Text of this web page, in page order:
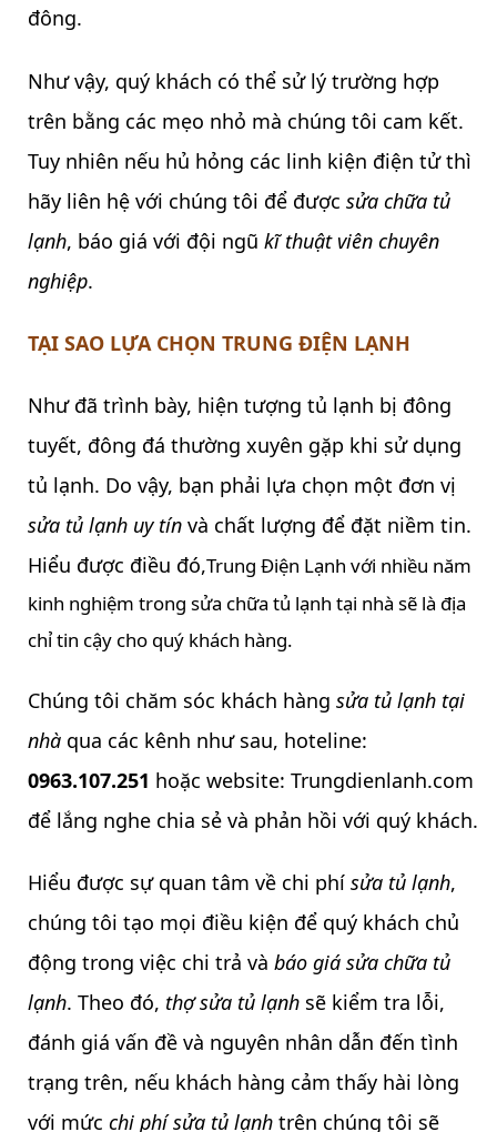
đông.
Như vậy, quý khách có thể sử lý trường hợp
trên bằng các mẹo nhỏ mà chúng tôi cam kết.
Tuy nhiên nếu hủ hỏng các linh kiện điện tử thì
hãy liên hệ với chúng tôi để đượcsửa chữa tủ
lạnh, báo giá với đội ngũkĩ thuật viên chuyên
nghiệp.
TẠI SAO LỰA CHỌN TRUNG ĐIỆN LẠNH
Như đã trình bày, hiện tượng tủ lạnh bị đông
tuyết, đông đá thường xuyên gặp khi sử dụng
tủ lạnh. Do vậy, bạn phải lựa chọn một đơn vị
sửa tủ lạnh uy tín và chất lượng để đặt niềm tin.
Hiểu được điều đó,Trung Điện Lạnh với nhiều năm
kinh nghiệm trong sửa chữa tủ lạnh tại nhà sẽ là địa
chỉ tin cậy cho quý khách hàng.
Chúng tôi chăm sóc khách hàngsửa tủ lạnh tại
nhà qua các kênh như sau, hoteline:
0963.107.251 hoặc website: Trungdienlanh.com
để lắng nghe chia sẻ và phản hồi với quý khách.
Hiểu được sự quan tâm về chi phísửa tủ lạnh,
chúng tôi tạo mọi điều kiện để quý khách chủ
động trong việc chi trả vàbáo giá sửa chữa tủ
lạnh. Theo đó, thợ sửa tủ lạnh sẽ kiểm tra lỗi,
đánh giá vấn đề và nguyên nhân dẫn đến tình
trạng trên, nếu khách hàng cảm thấy hài lòng
với mứcchi phí sửa tủ lạnh trên chúng tôi sẽ